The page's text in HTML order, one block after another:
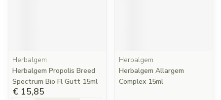
Herbalgem
Herbalgem Propolis Breed
Spectrum Bio Fl Gutt 15ml
€ 15,85
Herbalgem
Herbalgem Allargem
Complex 15ml